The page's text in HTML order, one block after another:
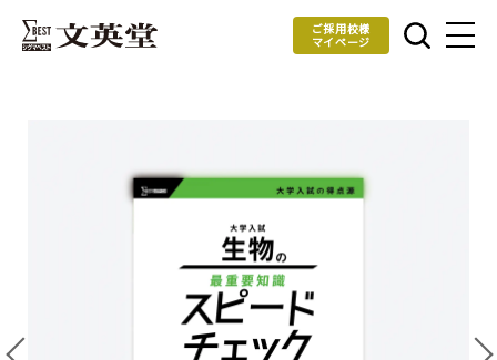
ご採用校様
マイページ